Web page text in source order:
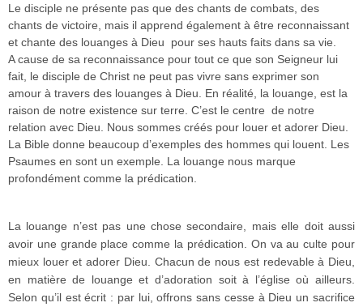
Le disciple ne présente pas que des chants de combats, des
chants de victoire, mais il apprend également à être reconnaissant
et chante des louanges à Dieu pour ses hauts faits dans sa vie.
A cause de sa reconnaissance pour tout ce que son Seigneur lui
fait, le disciple de Christ ne peut pas vivre sans exprimer son
amour à travers des louanges à Dieu. En réalité, la louange, est la
raison de notre existence sur terre. C’est le centre de notre
relation avec Dieu. Nous sommes créés pour louer et adorer Dieu.
La Bible donne beaucoup d’exemples des hommes qui louent. Les
Psaumes en sont un exemple. La louange nous marque
profondément comme la prédication.
La louange n’est pas une chose secondaire, mais elle doit aussi
avoir une grande place comme la prédication. On va au culte pour
mieux louer et adorer Dieu. Chacun de nous est redevable à Dieu,
en matière de louange et d’adoration soit à l’église où ailleurs.
Selon qu’il est écrit : par lui, offrons sans cesse à Dieu un sacrifice